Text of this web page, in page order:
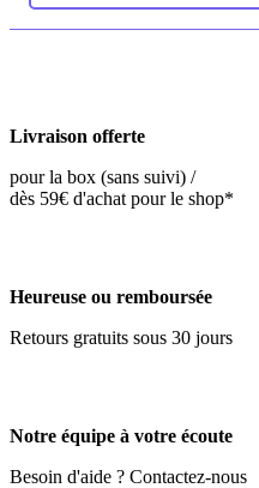
Livraison offerte
pour la box (sans suivi) /
dès 59€ d'achat pour le shop*
Heureuse ou remboursée
Retours gratuits sous 30 jours
Notre équipe à votre écoute
Besoin d'aide ? Contactez-nous